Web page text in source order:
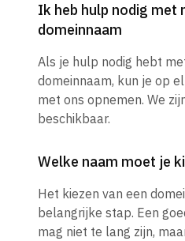
Ik heb hulp nodig met
domeinnaam
Als je hulp nodig hebt
domeinnaam, kun je op
met ons opnemen. We
beschikbaar.
Welke naam moet je
Het kiezen van een
belangrijke stap. Een
mag niet te lang zijn,